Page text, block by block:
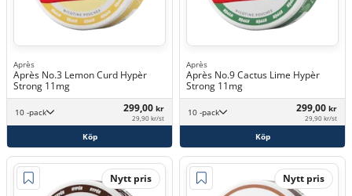
Après
Après No.3 Lemon Curd Hypèr
Strong 11mg
10 -pack 299,00 kr
29,90 kr/st
Köp
Après
Après No.9 Cactus Lime Hypèr
Strong 11mg
10 -pack 299,00 kr
29,90 kr/st
Köp
Nytt pris Nytt pris